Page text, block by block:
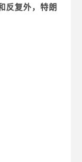
反复外，特朗